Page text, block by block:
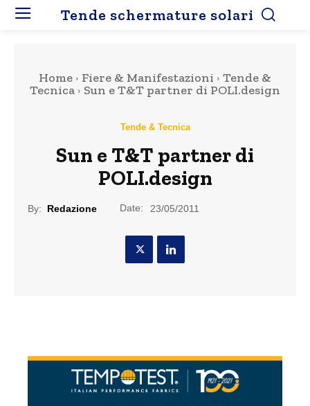
Tende schermature solari
Home Fiere & Manifestazioni
Tende &
Tecnica
Sun e T&T partner di POLI.design
Tende & Tecnica
Sun e T&T partner di
POLI.design
By: Redazione Date: 23/05/2011